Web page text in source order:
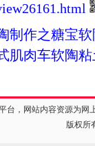
制作之糖宝
肌肉车软陶
台，网站内容资源为
版权所